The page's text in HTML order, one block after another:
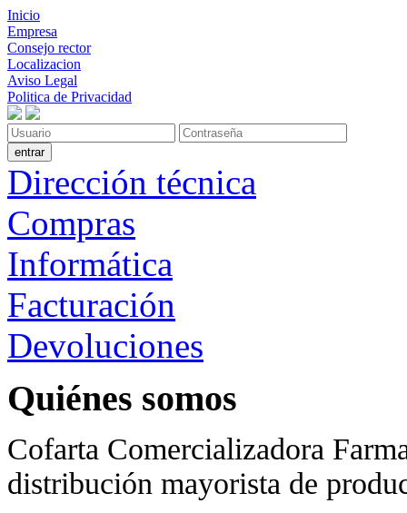
Inicio
Empresa
Consejo rector
Localizacion
Aviso Legal
Politica de Privacidad
Dirección técnica
Compras
Informática
Facturación
Devoluciones
Quiénes somos
Cofarta Comercializadora
distribución mayorista de